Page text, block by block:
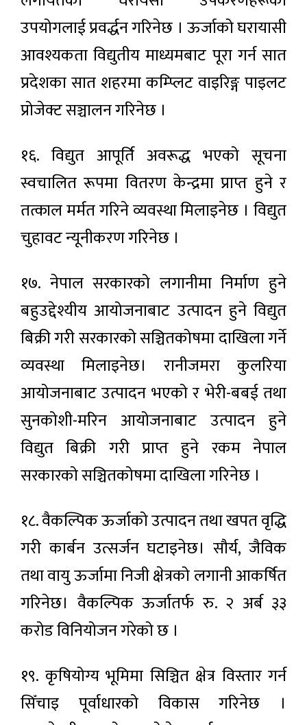
उपयोगलाई प्रवर्द्धन गरिनेछ । ऊर्जाको घरायासी
आवश्यकता विद्युतीय माध्यमबाट पूरा गर्न सात
प्रदेशका सात शहरमा कम्प्लिट वाइरिङ्ग पाइलट
प्रोजेक्ट सञ्चालन गरिनेछ ।
१६. विद्युत आपूर्ति अवरूद्ध भएको सूचना
स्वचालित रूपमा वितरण केन्द्रमा प्राप्त हुने र
तत्काल मर्मत गरिने व्यवस्था मिलाइनेछ । विद्युत
चुहावट न्यूनीकरण गरिनेछ ।
१७. नेपाल सरकारको लगानीमा निर्माण हुने
बहुउद्देश्यीय आयोजनाबाट उत्पादन हुने विद्युत
बिक्री गरी सरकारको सञ्चितकोषमा दाखिला गर्ने
व्यवस्था मिलाइनेछ। रानीजमरा कुलरिया
आयोजनाबाट उत्पादन भएको र भेरी-बबई तथा
सुनकोशी-मरिन आयोजनाबाट उत्पादन हुने
विद्युत बिक्री गरी प्राप्त हुने रकम नेपाल
सरकारको सञ्चितकोषमा दाखिला गरिनेछ ।
१८. वैकल्पिक ऊर्जाको उत्पादन तथा खपत वृद्धि
गरी कार्बन उत्सर्जन घटाइनेछ। सौर्य, जैविक
तथा वायु ऊर्जामा निजी क्षेत्रको लगानी आकर्षित
गरिनेछ। वैकल्पिक ऊर्जातर्फ रु. २ अर्ब ३३
करोड विनियोजन गरेको छ ।
१९. कृषियोग्य भूमिमा सिञ्चित क्षेत्र विस्तार गर्न
सिँचाइ पूर्वाधारको विकास गरिनेछ ।